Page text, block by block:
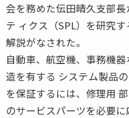
会を務めた伝田晴久支部
テ ィクス（SPL）を研究
解説がなされた。
自動車、航空機、事務機
造を有する システム製品
を保証するには、修理用
のサービスパーツを必要